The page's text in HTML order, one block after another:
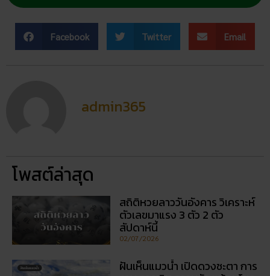
Facebook Twitter Email
admin365
โพสต์ล่าสุด
สถิติหวยลาววันอังคาร วิเคราะห์
ตัวเลขมาแรง 3 ตัว 2 ตัว
สัปดาห์นี้
02/07/2026
ฝันเห็นแมวน้ำ เปิดดวงชะตา การ